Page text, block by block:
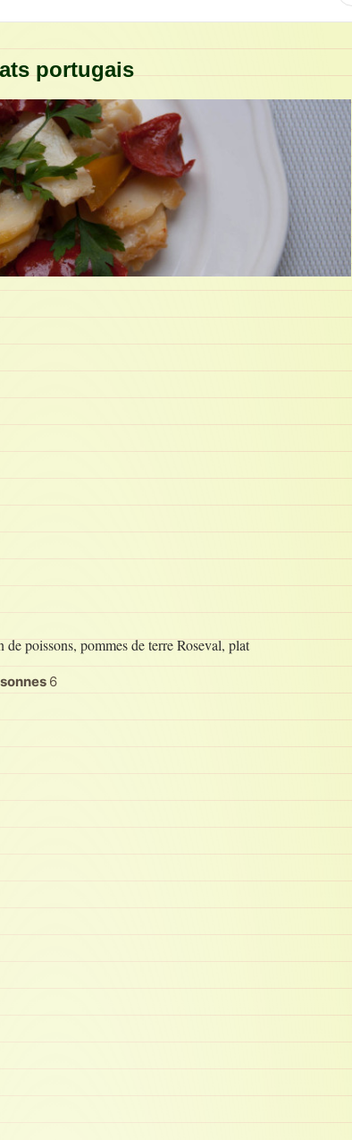
portugais
poissons, pommes de terre Roseval, plat
6